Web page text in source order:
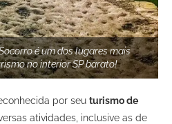
é um dos lugares mais
no interior SP barato!
por seu turismo de
atividades, inclusive as de